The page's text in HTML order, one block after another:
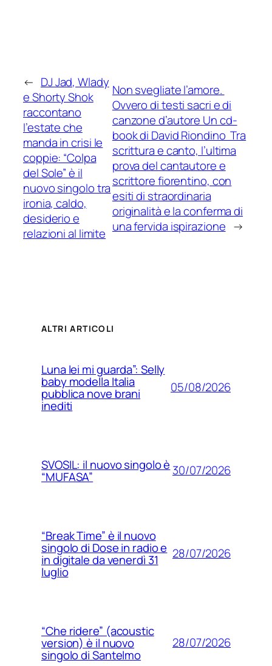
← DJ Jad, Wlady
e Shorty Shok
raccontano
l’estate che
manda in crisi le
coppie: “Colpa
del Sole” è il
nuovo singolo tra
ironia, caldo,
desiderio e
relazioni al limite
Non svegliate l’amore.
Ovvero di testi sacri e di
canzone d’autore Un cd-
book di David Riondino Tra
scrittura e canto, l’ultima
prova del cantautore e
scrittore fiorentino, con
esiti di straordinaria
originalità e la conferma di
una fervida ispirazione →
ALTRI ARTICOLI
Luna lei mi guarda”: Selly
baby modella Italia
pubblica nove brani
inediti
05/08/2026
SVOSIL: il nuovo singolo è
“MUFASA” 30/07/2026
“Break Time” è il nuovo
singolo di Dose in radio e
in digitale da venerdì 31
luglio
28/07/2026
“Che ridere” (acoustic
version) è il nuovo
singolo di Santelmo
28/07/2026